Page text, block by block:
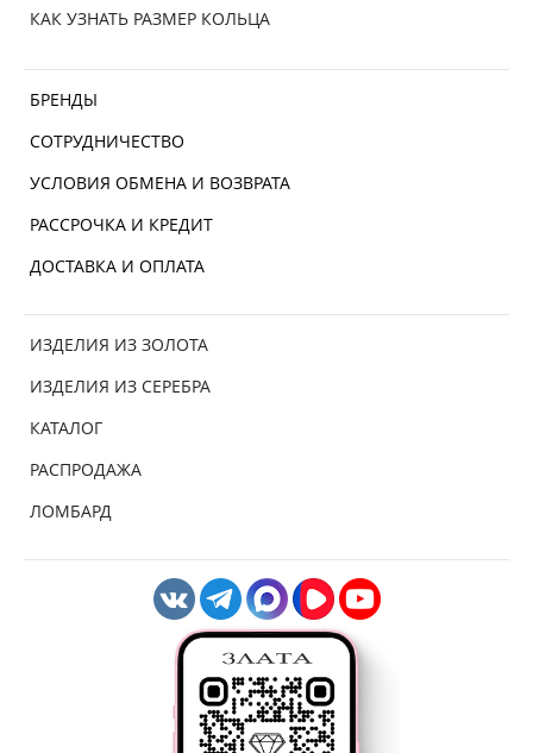
КАК УЗНАТЬ РАЗМЕР КОЛЬЦА
БРЕНДЫ
СОТРУДНИЧЕСТВО
УСЛОВИЯ ОБМЕНА И ВОЗВРАТА
РАССРОЧКА И КРЕДИТ
ДОСТАВКА И ОПЛАТА
ИЗДЕЛИЯ ИЗ ЗОЛОТА
ИЗДЕЛИЯ ИЗ СЕРЕБРА
КАТАЛОГ
РАСПРОДАЖА
ЛОМБАРД